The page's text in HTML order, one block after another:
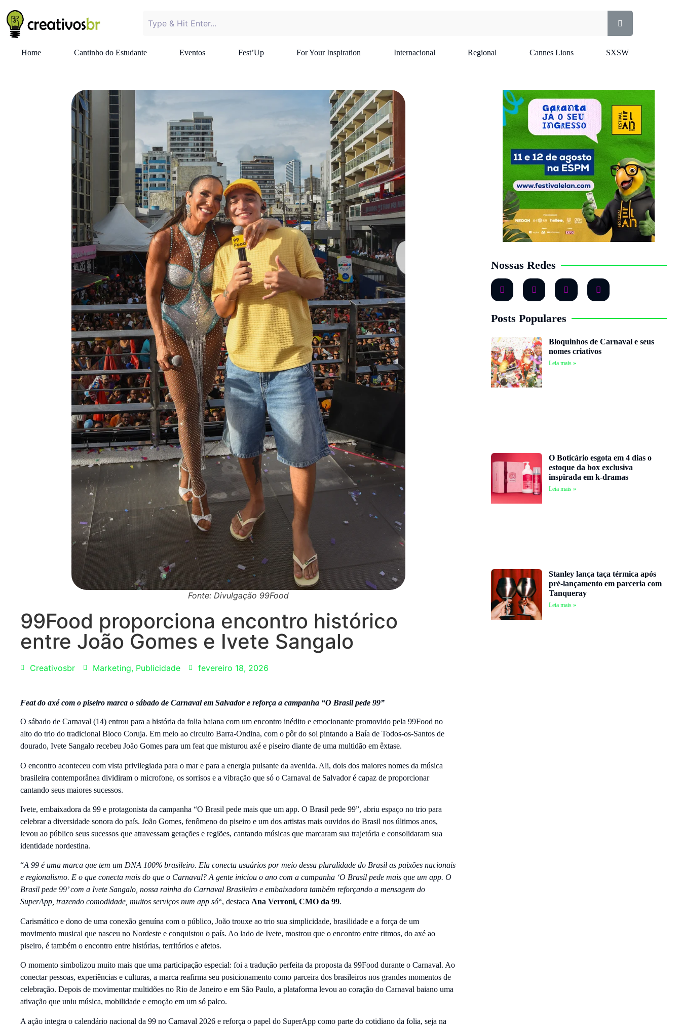
Home Cantinho do Estudante Eventos Fest’Up For Your Inspiration Internacional Regional Cannes Lions SXSW
Fonte: Divulgação 99Food
99Food proporciona encontro histórico
entre João Gomes e Ivete Sangalo
Creativosbr Marketing, Publicidade fevereiro 18, 2026
Feat do axé com o piseiro marca o sábado de Carnaval em Salvador e reforça a campanha “O Brasil pede 99”
O sábado de Carnaval (14) entrou para a história da folia baiana com um encontro inédito e emocionante promovido pela 99Food no
alto do trio do tradicional Bloco Coruja. Em meio ao circuito Barra-Ondina, com o pôr do sol pintando a Baía de Todos-os-Santos de
dourado, Ivete Sangalo recebeu João Gomes para um feat que misturou axé e piseiro diante de uma multidão em êxtase.
O encontro aconteceu com vista privilegiada para o mar e para a energia pulsante da avenida. Ali, dois dos maiores nomes da música
brasileira contemporânea dividiram o microfone, os sorrisos e a vibração que só o Carnaval de Salvador é capaz de proporcionar
cantando seus maiores sucessos.
Ivete, embaixadora da 99 e protagonista da campanha “O Brasil pede mais que um app. O Brasil pede 99”, abriu espaço no trio para
celebrar a diversidade sonora do país. João Gomes, fenômeno do piseiro e um dos artistas mais ouvidos do Brasil nos últimos anos,
levou ao público seus sucessos que atravessam gerações e regiões, cantando músicas que marcaram sua trajetória e consolidaram sua
identidade nordestina.
“A 99 é uma marca que tem um DNA 100% brasileiro. Ela conecta usuários por meio dessa pluralidade do Brasil as paixões nacionais
e regionalismo. E o que conecta mais do que o Carnaval? A gente iniciou o ano com a campanha ‘O Brasil pede mais que um app. O
Brasil pede 99’ com a Ivete Sangalo, nossa rainha do Carnaval Brasileiro e embaixadora também reforçando a mensagem do
SuperApp, trazendo comodidade, muitos serviços num app só“, destaca Ana Verroni, CMO da 99.
Carismático e dono de uma conexão genuína com o público, João trouxe ao trio sua simplicidade, brasilidade e a força de um
movimento musical que nasceu no Nordeste e conquistou o país. Ao lado de Ivete, mostrou que o encontro entre ritmos, do axé ao
piseiro, é também o encontro entre histórias, territórios e afetos.
O momento simbolizou muito mais que uma participação especial: foi a tradução perfeita da proposta da 99Food durante o Carnaval. Ao
conectar pessoas, experiências e culturas, a marca reafirma seu posicionamento como parceira dos brasileiros nos grandes momentos de
celebração. Depois de movimentar multidões no Rio de Janeiro e em São Paulo, a plataforma levou ao coração do Carnaval baiano uma
ativação que uniu música, mobilidade e emoção em um só palco.
A ação integra o calendário nacional da 99 no Carnaval 2026 e reforça o papel do SuperApp como parte do cotidiano da folia, seja na
Nossas Redes
Posts Populares
Bloquinhos de Carnaval e seus
nomes criativos
Leia mais »
O Boticário esgota em 4 dias o
estoque da box exclusiva
inspirada em k-dramas
Leia mais »
Stanley lança taça térmica após
pré-lançamento em parceria com
Tanqueray
Leia mais »